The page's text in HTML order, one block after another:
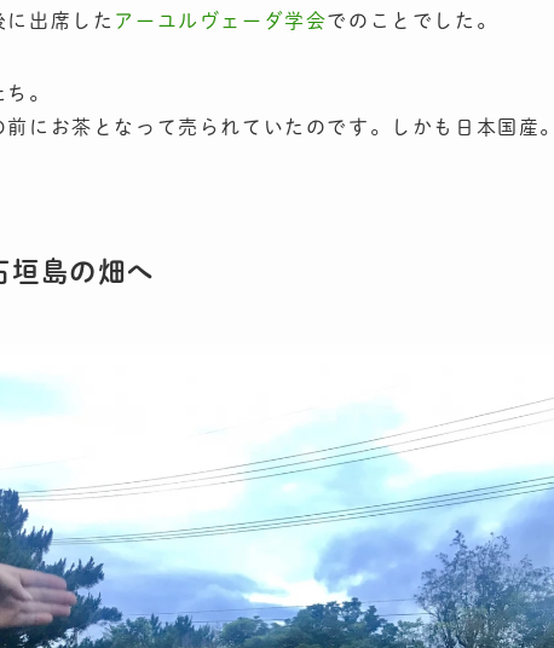
出席した アーユルヴェーダ学会でのことでした。
。
にお茶となって売られていたのです。しかも日本国産。
垣島の畑へ